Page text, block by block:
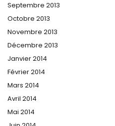
Septembre 2013
Octobre 2013
Novembre 2013
Décembre 2013
Janvier 2014
Février 2014
Mars 2014
Avril 2014
Mai 2014